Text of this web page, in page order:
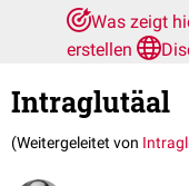
Was zeigt
erstellen
Intraglutäal
(Weitergeleitet von